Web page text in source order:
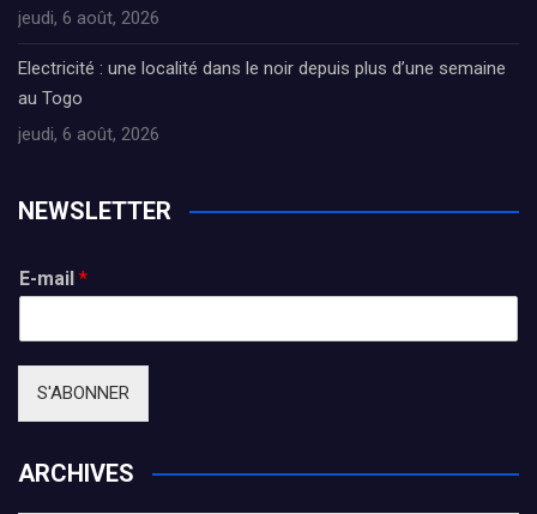
jeudi, 6 août, 2026
Electricité : une localité dans le noir depuis plus d’une semaine
au Togo
jeudi, 6 août, 2026
NEWSLETTER
E-mail *
S'ABONNER
ARCHIVES